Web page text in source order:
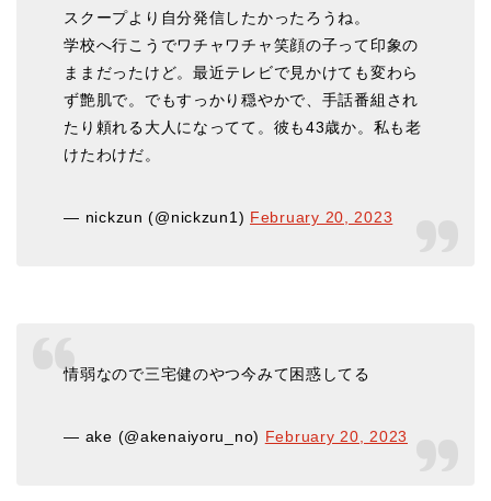
スクープより自分発信したかったろうね。
学校へ行こうでワチャワチャ笑顔の子って印象の
ままだったけど。最近テレビで見かけても変わら
ず艶肌で。でもすっかり穏やかで、手話番組され
たり頼れる大人になってて。彼も43歳か。私も老
けたわけだ。
— nickzun (@nickzun1) February 20, 2023
情弱なので三宅健のやつ今みて困惑してる
— ake (@akenaiyoru_no) February 20, 2023